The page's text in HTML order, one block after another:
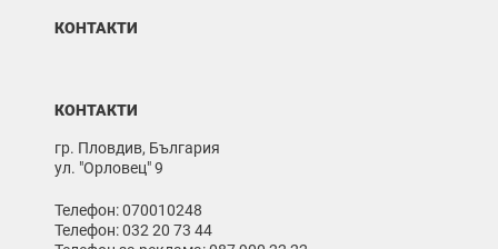
КОНТАКТИ
КОНТАКТИ
гр. Пловдив, България
ул. "Орловец" 9
Телефон: 070010248
Телефон: 032 20 73 44